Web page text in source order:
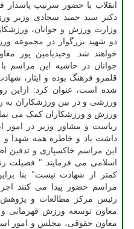
انقلاب با حضور سرتیپ
دکتر سید حمید سجادی وزیر
وزارت ورزش و جوانان،
دو شهید بزرگوار در مجموعه
خواهند شد. وحیدیامین پور
جوانان در حاشیه این مراسم با
قلمرو فرهنگ بوده و ایثار،
شده است، عنوان کرد: ازاین
ورزشی و در بین ورزشکاران به
ورزش و ورزشکاران کمک می
ریاست و مشاور وزیر در امور
داشت یاد و خاطره همه شهدا و
این مراسم خاکسپاری و تدفین
اسلامی می فرمایند " فضیلت
کمتر از شهادت نیست" بنا
مراسم حضور پیدا می کنند
رئیس مرکز مطالعات و پژوهش
معاون توسعه ورزش قهرمانی و
معاون حقوقی، مجلس و امور